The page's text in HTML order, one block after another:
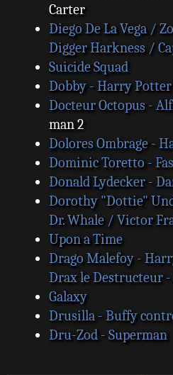
Carter
Diego De La Vega /
Digger Harkness /
Suicide Squad
Dobby - Harry Potter
Docteur Octopus -
man 2
Dolores Ombrage -
Dominic Toretto -
Donald Lydecker -
Dorothy "Dottie"
Dr. Whale / Victor
Upon a Time
Drago Malefoy -
Drax le Destructeur
Galaxy
Drusilla - Buffy
Dru-Zod - Superman